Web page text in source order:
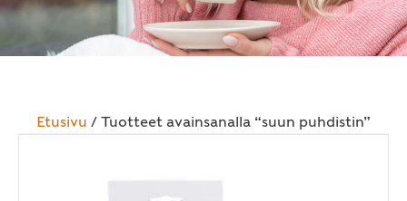
Etusivu / Tuotteet avainsanalla “suun puhdistin”